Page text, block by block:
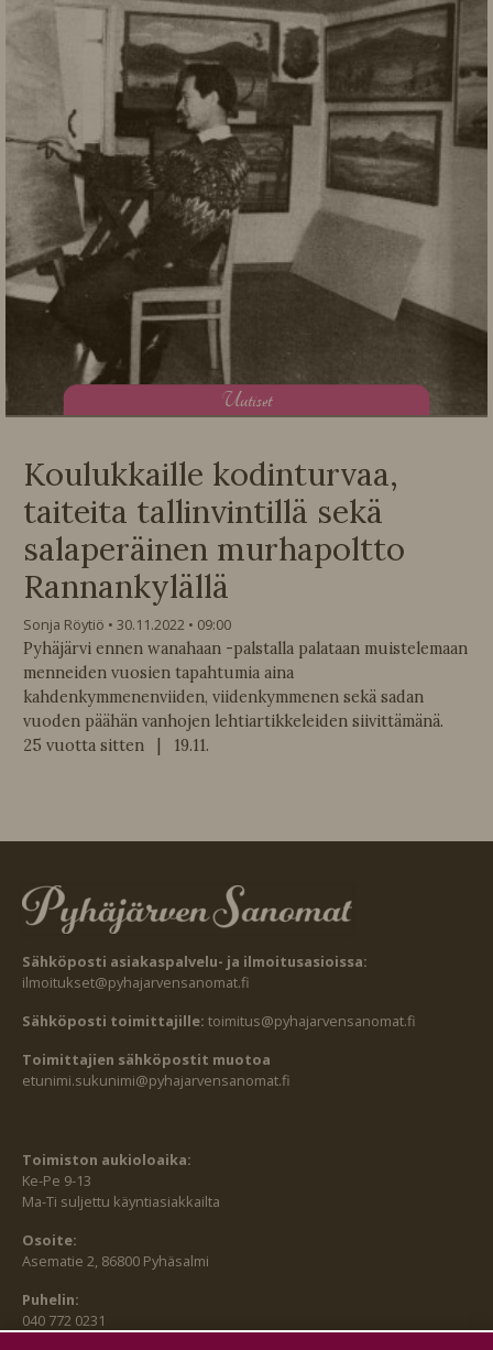
Uutiset
Koulukkaille kodinturvaa,
taiteita tallinvintillä sekä
salaperäinen murhapoltto
Rannankylällä
Sonja Röytiö 30.11.2022
09:00
Pyhäjärvi ennen wanahaan -palstalla palataan muistelemaan
menneiden vuosien tapahtumia aina
kahdenkymmenenviiden, viidenkymmenen sekä sadan
vuoden päähän vanhojen lehtiartikkeleiden siivittämänä.
25 vuotta sitten | 19.11.
Sähköposti asiakaspalvelu- ja ilmoitusasioissa:
ilmoitukset@pyhajarvensanomat.fi
Sähköposti toimittajille: toimitus@pyhajarvensanomat.fi
Toimittajien sähköpostit muotoa
etunimi.sukunimi@pyhajarvensanomat.fi
Toimiston aukioloaika:
Ke-Pe 9-13
Ma-Ti suljettu käyntiasiakkailta
Osoite:
Asematie 2, 86800 Pyhäsalmi
Puhelin:
040 772 0231